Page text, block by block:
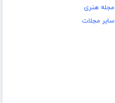
مجله هنری
سایر مجلات